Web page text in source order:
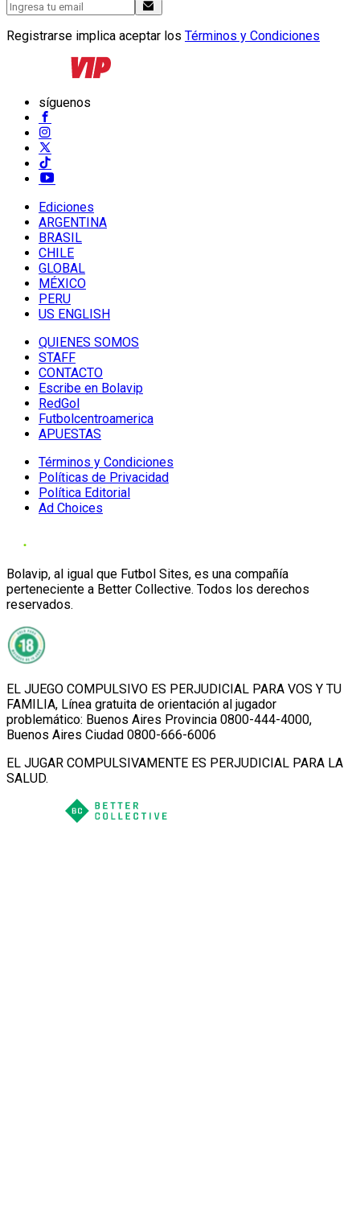
Registrarse implica aceptar los Términos y Condiciones
síguenos
Ediciones
ARGENTINA
BRASIL
CHILE
GLOBAL
MÉXICO
PERU
US ENGLISH
QUIENES SOMOS
STAFF
CONTACTO
Escribe en Bolavip
RedGol
Futbolcentroamerica
APUESTAS
Términos y Condiciones
Políticas de Privacidad
Política Editorial
Ad Choices
Bolavip, al igual que Futbol Sites, es una compañía
perteneciente a Better Collective. Todos los derechos
reservados.
EL JUEGO COMPULSIVO ES PERJUDICIAL PARA VOS Y TU
FAMILIA, Línea gratuita de orientación al jugador
problemático: Buenos Aires Provincia 0800-444-4000,
Buenos Aires Ciudad 0800-666-6006
EL JUGAR COMPULSIVAMENTE ES PERJUDICIAL PARA LA
SALUD.